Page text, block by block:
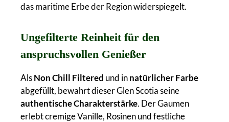
das maritime Erbe der Region widerspiegelt.
Ungefilterte Reinheit für den
anspruchsvollen Genießer
AlsNon Chill Filtered und innatürlicher Farbe
abgefüllt, bewahrt dieser Glen Scotia seine
authentische Charakterstärke. Der Gaumen
erlebt cremige Vanille, Rosinen und festliche